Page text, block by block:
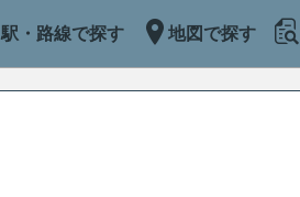
駅・路線で探す 地図で探す